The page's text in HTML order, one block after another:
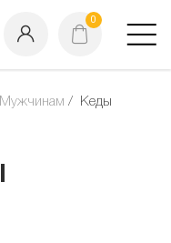
0
Мужчинам Кеды